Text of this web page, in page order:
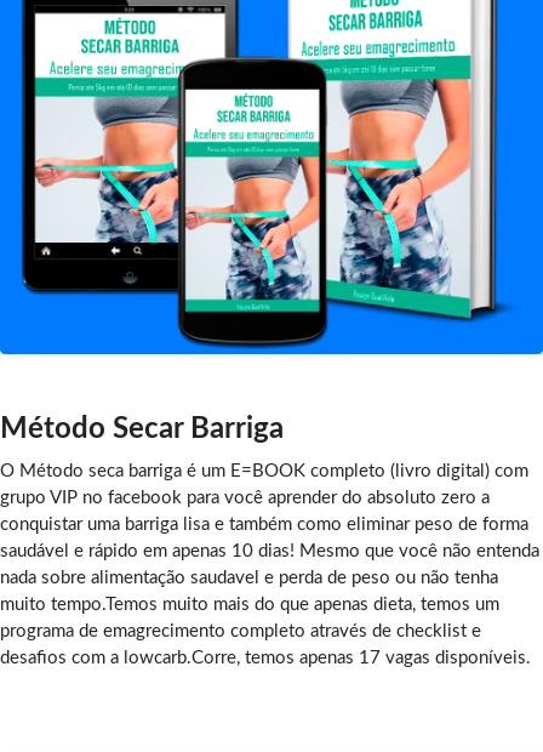
Método Secar Barriga
O Método seca barriga é um E=BOOK completo (livro digital) com
grupo VIP no facebook para você aprender do absoluto zero a
conquistar uma barriga lisa e também como eliminar peso de forma
saudável e rápido em apenas 10 dias! Mesmo que você não entenda
nada sobre alimentação saudavel e perda de peso ou não tenha
muito tempo.Temos muito mais do que apenas dieta, temos um
programa de emagrecimento completo através de checklist e
desafios com a lowcarb.Corre, temos apenas 17 vagas disponíveis.